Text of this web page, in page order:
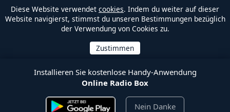
Diese Website verwendet cookies. Indem du weiter auf dieser
Website navigierst, stimmst du unseren Bestimmungen bezüglich
der Verwendung von Cookies zu.
Installieren Sie kostenlose Handy-Anwendung
Online Radio Box
Nein Danke